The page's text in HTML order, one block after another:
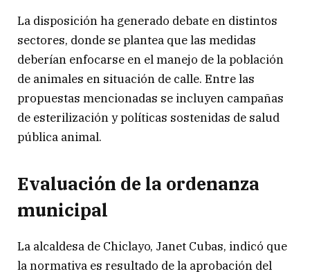
La disposición ha generado debate en distintos
sectores, donde se plantea que las medidas
deberían enfocarse en el manejo de la población
de animales en situación de calle. Entre las
propuestas mencionadas se incluyen campañas
de esterilización y políticas sostenidas de salud
pública animal.
Evaluación de la ordenanza
municipal
La alcaldesa de Chiclayo, Janet Cubas, indicó que
la normativa es resultado de la aprobación del